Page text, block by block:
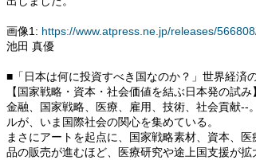
画像1: https://www.atpress.ne.jp/releases/
池田 真優
■「日本は何に投資すべき国なのか？」世界経済
【国家戦略・資本・社会価値を結ぶ日本発の試み】
金融、国家戦略、医療、雇用、技術、社会貢献
ルが、いま国際社会の関心を集めている。
まさにアートを起点に、国家戦略素材、資本、
品の販売が進むほど、医療研究や途上国支援が